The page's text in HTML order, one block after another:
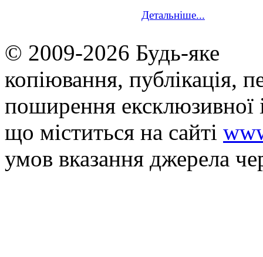
Детальніше...
© 2009-2026 Будь-яке
копiювання, публiкацiя,
поширення
що мiститься на сайті
умов вказання джерела